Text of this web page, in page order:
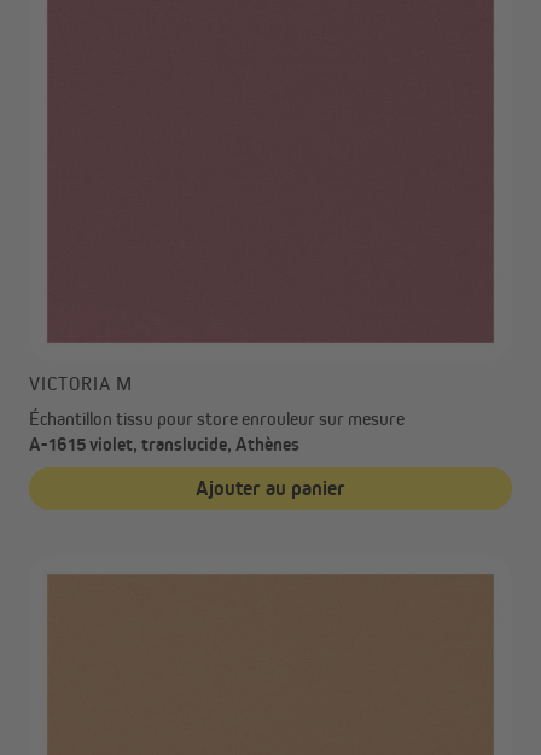
VICTORIA M
Échantillon tissu pour store enrouleur sur mesure
A-1615 violet, translucide, Athènes
Ajouter au panier